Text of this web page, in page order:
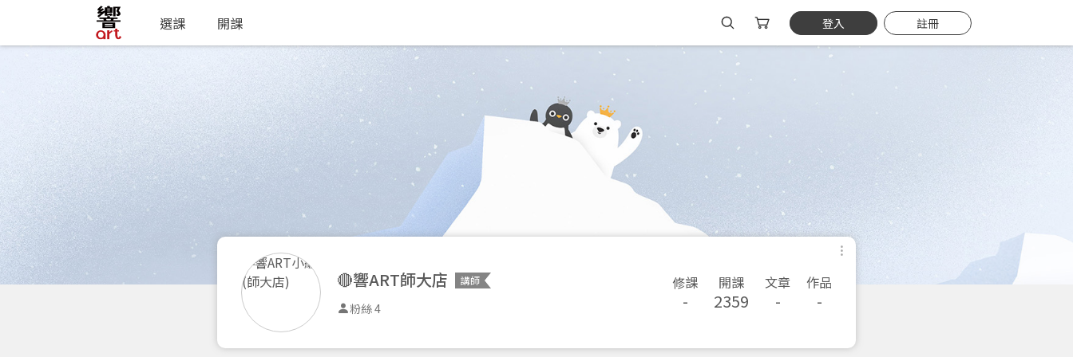
選課 開課 登入 註冊
🔴響ART師大店 講師
粉絲 4
修課
-
開課
2359
文章
-
作品
-